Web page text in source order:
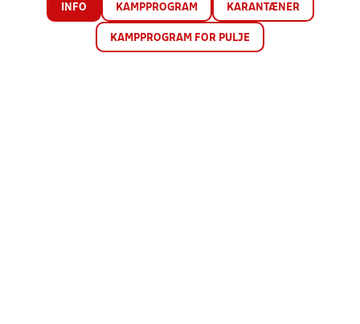
INFO KAMPPROGRAM KARANTÆNER
KAMPPROGRAM FOR PULJE